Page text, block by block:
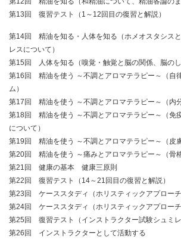
第13回 復習テスト（1～12回目の復習と解説）
第14回 精油を知る・人体を知る（ホメオスタシス
レスについて）
第15回 人体を知る（嗅覚・触覚と脳の関係、脳のし
第16回 精油を使う ～不調とアロマテラピー～（自
ム）
第17回 精油を使う ～不調とアロマテラピー～（内
第18回 精油を使う ～不調とアロマテラピー～（免
について）
第19回 精油を使う ～不調とアロマテラピー～（皮
第20回 精油を使う ～痛みとアロマテラピー～（骨格
第21回 健康の基本 健康三原則
第22回 復習テスト（14～21回目の復習と解説）
第23回 ケーススタディ（ホリスティックアプローチ
第24回 ケーススタディ（ホリスティックアプローチ
第25回 復習テスト（インストラクター試験シュミレ
第26回 インストラクターとして活動する